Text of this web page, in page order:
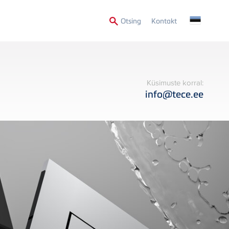
Otsing Secondary
Kontakt
Küsimuste korral:
info@tece.ee